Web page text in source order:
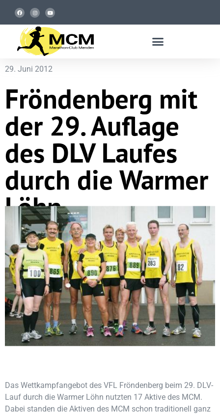
29. Juni 2012
Fröndenberg mit
der 29. Auflage
des DLV Laufes
durch die Warmer
Löhn
Das Wettkampfangebot des VFL Fröndenberg beim 29. DLV-
Lauf durch die Warmer Löhn nutzten 17 Aktive des MCM.
Dabei standen die Aktiven des MCM schon traditionell ganz